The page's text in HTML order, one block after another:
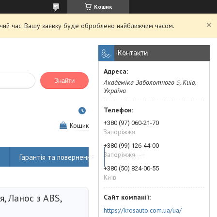
Кошик
час. Вашу заявку буде оброблено найближчим часом.
Знайти
Кошик
Гарантія та повернення Наші філії
Ланос з ABS,
Контакти
Академіка Заболотного 5, Київ,
Україна
+380 (97) 060-21-70
Запоріжжя
+380 (99) 126-44-00
Запоріжжя
+380 (50) 824-00-55
Київ
https://krosauto.com.ua/ua/